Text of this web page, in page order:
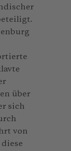
über
sich
von